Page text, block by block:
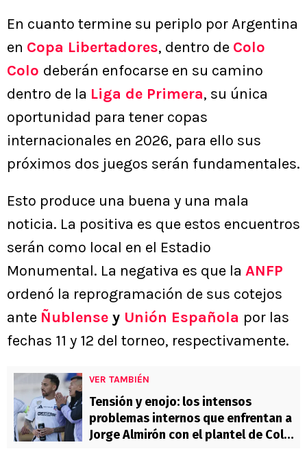
En cuanto termine su periplo por Argentina
en Copa Libertadores, dentro de Colo
Colo deberán enfocarse en su camino
dentro de la Liga de Primera, su única
oportunidad para tener copas
internacionales en 2026, para ello sus
próximos dos juegos serán fundamentales.
Esto produce una buena y una mala
noticia. La positiva es que estos encuentros
serán como local en el Estadio
Monumental. La negativa es que la ANFP
ordenó la reprogramación de sus cotejos
ante Ñublense y Unión Española por las
fechas 11 y 12 del torneo, respectivamente.
VER TAMBIÉN
Tensión y enojo: los intensos
problemas internos que enfrentan a
Jorge Almirón con el plantel de Colo